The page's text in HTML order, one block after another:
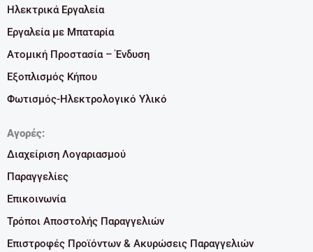
Ηλεκτρικά Εργαλεία
Εργαλεία με Μπαταρία
Ατομική Προστασία – Ένδυση
Εξοπλισμός Κήπου
Φωτισμός-Ηλεκτρολογικό Υλικό
Αγορές:
Διαχείριση Λογαριασμού
Παραγγελίες
Επικοινωνία
Τρόποι Αποστολής Παραγγελιών
Επιστροφές Προϊόντων & Ακυρώσεις Παραγγελιών